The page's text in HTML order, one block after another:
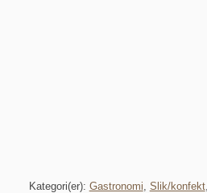
Kategori(er): Gastronomi Slik/konfekt,